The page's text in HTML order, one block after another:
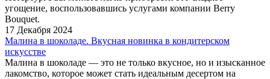
угощение, воспользовавшись услугами компании Berry
Bouquet.
17 Декабря 2024
Малина в шоколаде. Вкусная новинка в кондитерском
искусстве
Малина в шоколаде — это не только вкусное, но и изысканное
лакомство, которое может стать идеальным десертом на